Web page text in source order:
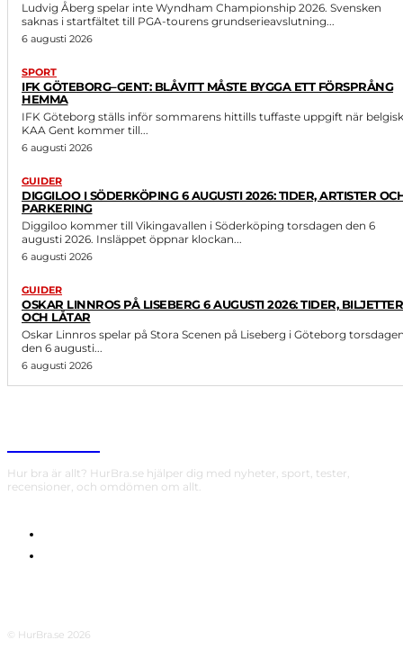
Ludvig Åberg spelar inte Wyndham Championship 2026. Svensken
saknas i startfältet till PGA-tourens grundserieavslutning...
6 augusti 2026
SPORT
IFK GÖTEBORG–GENT: BLÅVITT MÅSTE BYGGA ETT FÖRSPRÅNG
HEMMA
IFK Göteborg ställs inför sommarens hittills tuffaste uppgift när
KAA Gent kommer till...
6 augusti 2026
GUIDER
DIGGILOO I SÖDERKÖPING 6 AUGUSTI 2026: TIDER, ARTISTER
PARKERING
Diggiloo kommer till Vikingavallen i Söderköping torsdagen den 6
augusti 2026. Insläppet öppnar klockan...
6 augusti 2026
GUIDER
OSKAR LINNROS PÅ LISEBERG 6 AUGUSTI 2026: TIDER, BILJETTER
OCH LÅTAR
Oskar Linnros spelar på Stora Scenen på Liseberg i Göteborg
den 6 augusti...
6 augusti 2026
Hur bra är allt? HurBra.se hjälper dig med nyheter, sport, tester,
recensioner, och omdömen om allt.
© HurBra.se 2026